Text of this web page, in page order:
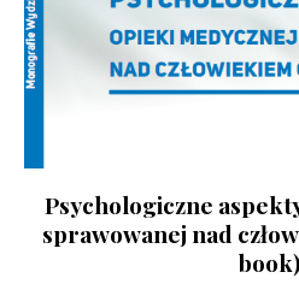
Psychologiczne
sprawowanej nad
book)